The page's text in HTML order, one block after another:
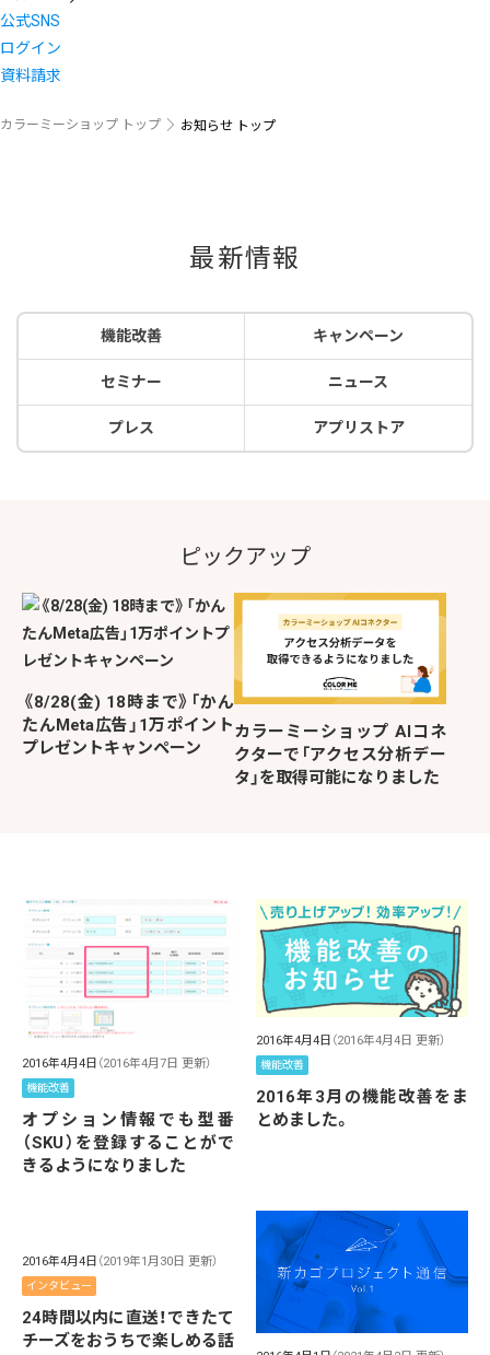
公式SNS
ログイン
資料請求
カラーミーショップ トップ お知らせ トップ
最新情報
機能改善 キャンペーン
セミナー ニュース
プレス アプリストア
ピックアップ
《8/28(金) 18時まで》「かん
たんMeta広告」1万ポイント
プレゼントキャンペーン
カラーミーショップ AIコネ
クターで「アクセス分析デー
タ」を取得可能になりました
2016年4月4日 （2016年4月7日 更新）
機能改善
オプション情報でも型番
（SKU）を登録することがで
きるようになりました
2016年4月4日 （2016年4月4日 更新）
機能改善
2016年3月の機能改善をま
とめました。
2016年4月4日 （2019年1月30日 更新）
インタビュー
24時間以内に直送！できたて
チーズをおうちで楽しめる話